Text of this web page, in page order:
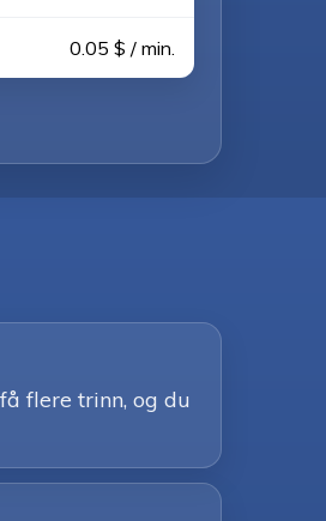
0.05 $ / min.
flere trinn, og du